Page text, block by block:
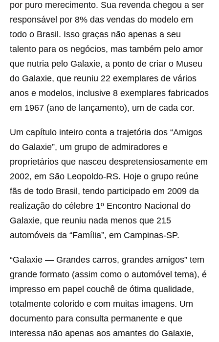
por puro merecimento. Sua revenda chegou a ser
responsável por 8% das vendas do modelo em
todo o Brasil. Isso graças não apenas a seu
talento para os negócios, mas também pelo amor
que nutria pelo Galaxie, a ponto de criar o Museu
do Galaxie, que reuniu 22 exemplares de vários
anos e modelos, inclusive 8 exemplares fabricados
em 1967 (ano de lançamento), um de cada cor.
Um capítulo inteiro conta a trajetória dos “Amigos
do Galaxie”, um grupo de admiradores e
proprietários que nasceu despretensiosamente em
2002, em São Leopoldo-RS. Hoje o grupo reúne
fãs de todo Brasil, tendo participado em 2009 da
realização do célebre 1º Encontro Nacional do
Galaxie, que reuniu nada menos que 215
automóveis da “Família”, em Campinas-SP.
“Galaxie — Grandes carros, grandes amigos” tem
grande formato (assim como o automóvel tema), é
impresso em papel couchê de ótima qualidade,
totalmente colorido e com muitas imagens. Um
documento para consulta permanente e que
interessa não apenas aos amantes do Galaxie,